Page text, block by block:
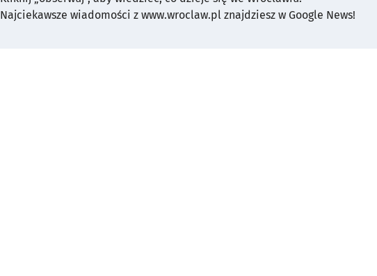
Najciekawsze wiadomości z www.wroclaw.pl znajdziesz w Google News!